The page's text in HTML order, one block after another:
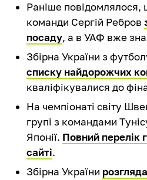
Раніше повідомлялося,
команди Сергій Ребров
посаду, а в УАФ вже
Збірна України з
списку найдорожчих
кваліфікувалися до
На чемпіонаті світу
групі з командами
Японії. Повний перелік
сайті.
Збірна України